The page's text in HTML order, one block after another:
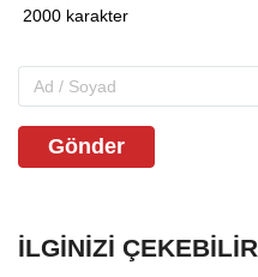
Gönder
İLGINIZI ÇEKEBILIR